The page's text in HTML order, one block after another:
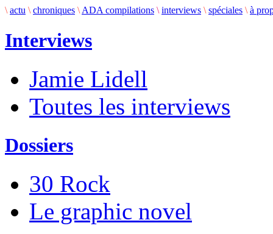
\ actu \ chroniques \ ADA compilations \ interviews \ spéciales \ à
Interviews
Jamie Lidell
Toutes les interviews
Dossiers
30 Rock
Le graphic novel